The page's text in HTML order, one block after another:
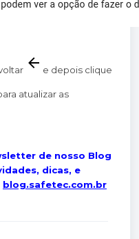
e depois clique
atualizar as
de nosso Blog
dicas, e
blog.safetec.com.br